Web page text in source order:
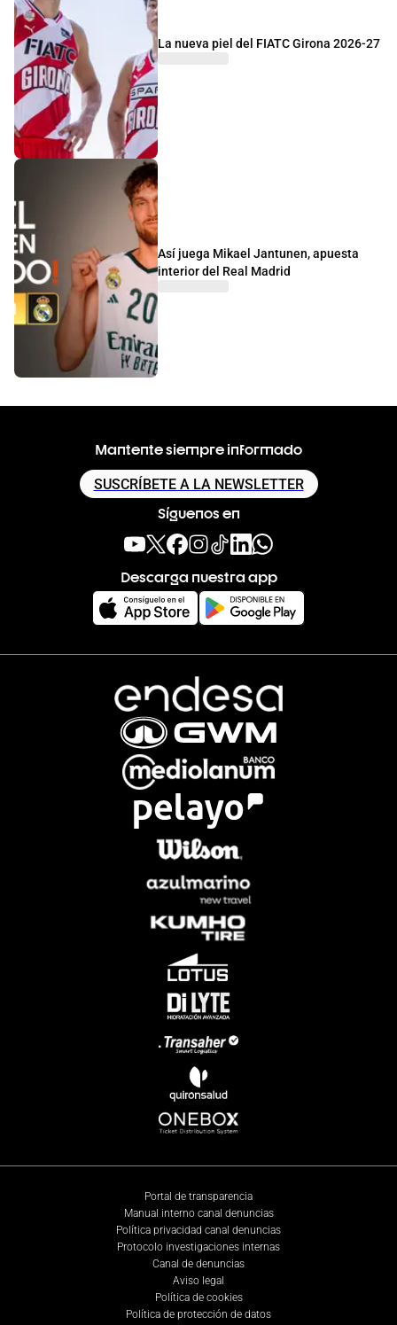
La nueva piel del FIATC Girona 2026-27
Así juega Mikael Jantunen, apuesta
interior del Real Madrid
Mantente siempre informado
SUSCRÍBETE A LA NEWSLETTER
Síguenos en
Descarga nuestra app
Portal de transparencia
Manual interno canal denuncias
Política privacidad canal denuncias
Protocolo investigaciones internas
Canal de denuncias
Aviso legal
Política de cookies
Política de protección de datos